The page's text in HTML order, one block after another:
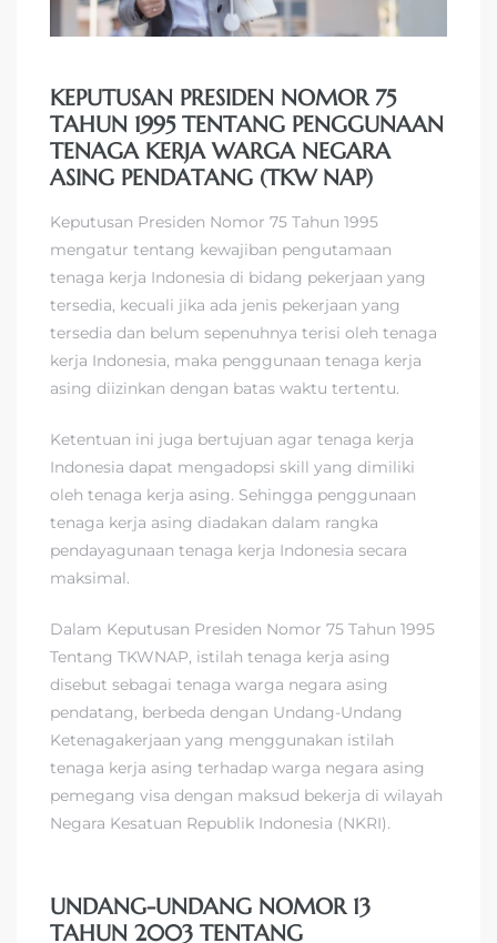
KEPUTUSAN PRESIDEN NOMOR 75
TAHUN 1995 TENTANG PENGGUNAAN
TENAGA KERJA WARGA NEGARA
ASING PENDATANG (TKW NAP)
Keputusan Presiden Nomor 75 Tahun 1995
mengatur tentang kewajiban pengutamaan
tenaga kerja Indonesia di bidang pekerjaan yang
tersedia, kecuali jika ada jenis pekerjaan yang
tersedia dan belum sepenuhnya terisi oleh tenaga
kerja Indonesia, maka penggunaan tenaga kerja
asing diizinkan dengan batas waktu tertentu.
Ketentuan ini juga bertujuan agar tenaga kerja
Indonesia dapat mengadopsi skill yang dimiliki
oleh tenaga kerja asing. Sehingga penggunaan
tenaga kerja asing diadakan dalam rangka
pendayagunaan tenaga kerja Indonesia secara
maksimal.
Dalam Keputusan Presiden Nomor 75 Tahun 1995
Tentang TKWNAP, istilah tenaga kerja asing
disebut sebagai tenaga warga negara asing
pendatang, berbeda dengan Undang-Undang
Ketenagakerjaan yang menggunakan istilah
tenaga kerja asing terhadap warga negara asing
pemegang visa dengan maksud bekerja di wilayah
Negara Kesatuan Republik Indonesia (NKRI).
UNDANG-UNDANG NOMOR 13
TAHUN 2003 TENTANG